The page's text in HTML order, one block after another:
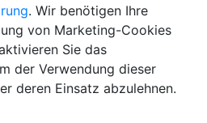
. Wir benötigen Ihre
von Marketing-Cookies
Sie das
der Verwendung dieser
deren Einsatz abzulehnen.